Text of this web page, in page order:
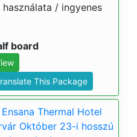
/ ingyenes
board
This Package
Thermal Hotel
Október 23-i hosszú